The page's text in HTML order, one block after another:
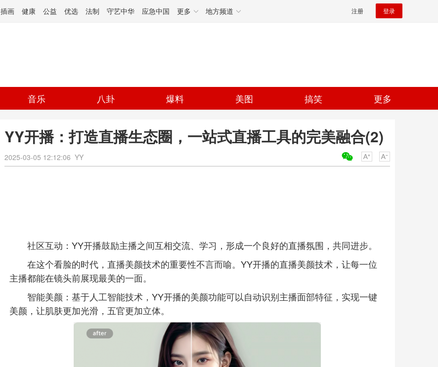
插画 健康 公益 优选 法制 守艺中华 应急中国 更多 地方频道 注册 登录
音乐 八卦 爆料 美图 搞笑 更多
YY开播：打造直播生态圈，一站式直播工具的完美融合(2)
2025-03-05 12:12:06 YY
社区互动：YY开播鼓励主播之间互相交流、学习，形成一个良好的直播氛围，共同进步。
在这个看脸的时代，直播美颜技术的重要性不言而喻。YY开播的直播美颜技术，让每一位
主播都能在镜头前展现最美的一面。
智能美颜：基于人工智能技术，YY开播的美颜功能可以自动识别主播面部特征，实现一键
美颜，让肌肤更加光滑，五官更加立体。